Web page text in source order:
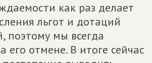
как раз делает
льгот и дотаций
поэтому мы всегда
его отмене. В итоге сейчас